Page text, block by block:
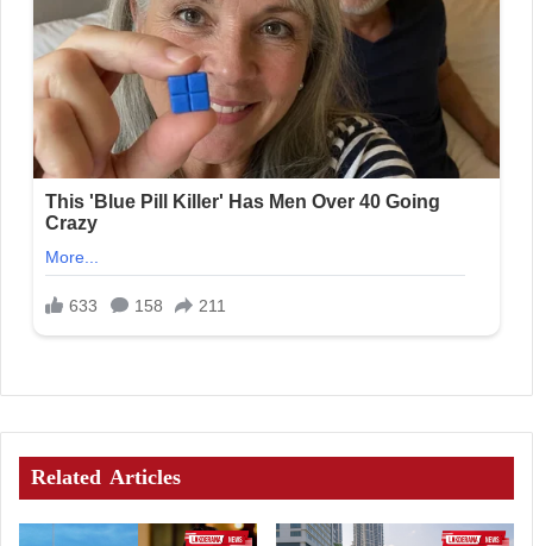
Related Articles